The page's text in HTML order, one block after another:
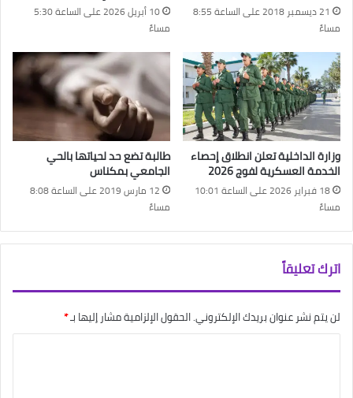
21 ديسمبر 2018 على الساعة 8:55
مساءً
10 أبريل 2026 على الساعة 5:30
مساءً
وزارة الداخلية تعلن انطلاق إحصاء
الخدمة العسكرية لفوج 2026
18 فبراير 2026 على الساعة 10:01
مساءً
طالبة تضع حد لحياتها بالحي
الجامعي بمكناس
12 مارس 2019 على الساعة 8:08
مساءً
اترك تعليقاً
لن يتم نشر عنوان بريدك الإلكتروني.الحقول الإلزامية مشار إليها بـ*